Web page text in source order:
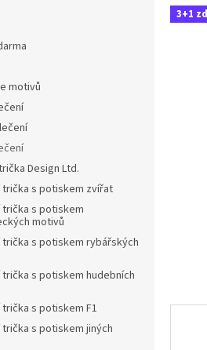
motivů
Design Ltd.
trička s potiskem zvířat
trička s potiskem
motivů
trička s potiskem rybářských
trička s potiskem hudebních
trička s potiskem F1
trička s potiskem jiných
3+1